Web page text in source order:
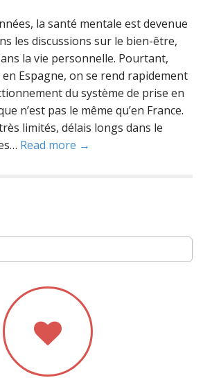
la santé mentale est devenue
les discussions sur le bien-être,
la vie personnelle. Pourtant,
en Espagne, on se rend rapidement
du système de prise en
n’est pas le même qu’en France.
limités, délais longs dans le
Read more →